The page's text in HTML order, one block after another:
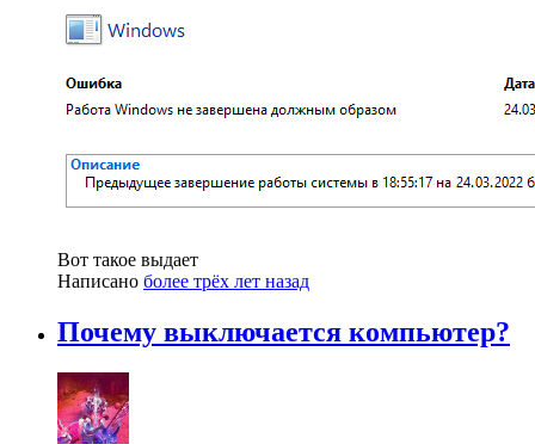
Вот такое выдает
Написано более трёх лет назад
Почему выключается компьютер?